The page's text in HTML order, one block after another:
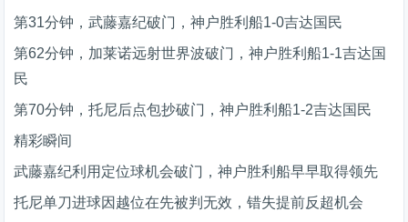
第31分钟，武藤嘉纪破门，神户胜利船1-0吉达国民
第62分钟，加莱诺远射世界波破门，神户胜利船1-1吉达国
民
第70分钟，托尼后点包抄破门，神户胜利船1-2吉达国民
精彩瞬间
武藤嘉纪利用定位球机会破门，神户胜利船早早取得领先
托尼单刀进球因越位在先被判无效，错失提前反超机会